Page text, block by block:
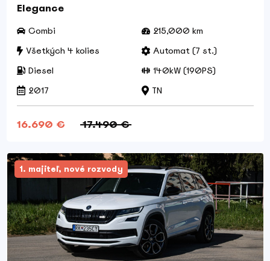
Elegance
Combi
215,000 km
Všetkých 4 kolies
Automat (7 st.)
Diesel
140kW (190PS)
2017
TN
16.690 € 17.490 €
1. majiteľ, nové rozvody